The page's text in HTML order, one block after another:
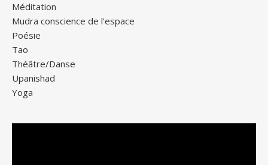
Méditation
Mudra conscience de l'espace
Poésie
Tao
Théâtre/Danse
Upanishad
Yoga